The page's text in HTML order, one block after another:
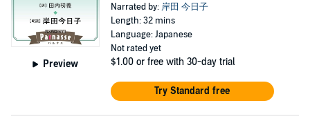
Preview
Narrated by: 岸田 今日子
Length: 32 mins
Language: Japanese
Not rated yet
$1.00 or free with 30-day trial
Try Standard free